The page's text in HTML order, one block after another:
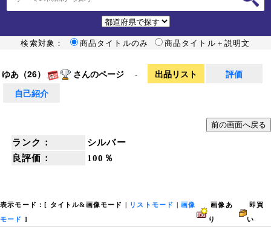
検索対象： 商品タイトルのみ 商品タイトル＋説明文
ゆあ（26） さんのページ - 出品リスト
評価
自己紹介
ランク：
シルバー
良評価：
100％
表示モード：[ タイトル&画像モード リストモード |画像
モード ]
画像あ
り
即買
い